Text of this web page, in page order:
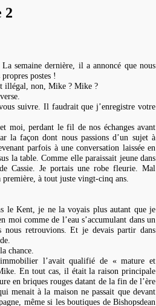
2
semaine dernière, il a annoncé que nous
postes !
illégal, non, Mike ? Mike ?
suivre. Il faudrait que j’enregistre votre
moi, perdant le fil de nos échanges avant
la façon dont nous passions d’un sujet à
parfois à une conversation laissée en
la table. Comme elle paraissait jeune dans
Cassie. Je portais une robe fleurie. Mal
à tout juste vingt-cinq ans.
le Kent, je ne la voyais plus autant que je
comme de l’eau s’accumulant dans un
retrouvions. Et je devais partir dans
chance.
l’avait qualifié de « mature et
En tout cas, il était la raison principale
en briques rouges datant de la fin de l’ère
menait à la maison ne passait que devant
même si les boutiques de Bishopsdean